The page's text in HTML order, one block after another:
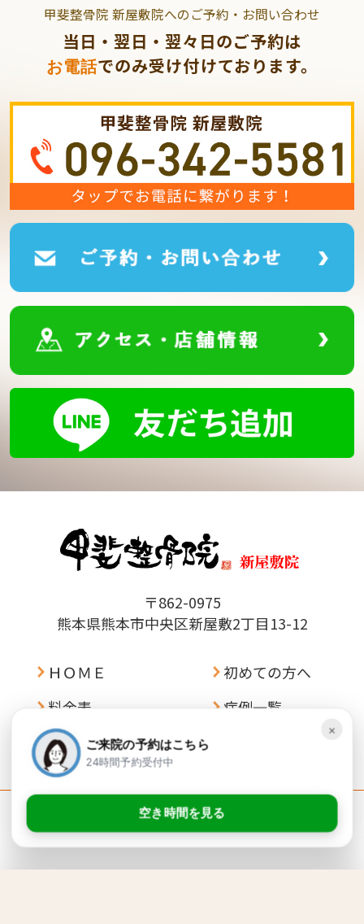
甲斐整骨院 新屋敷院へのご予約・お問い合わせ
当日・翌日・翌々日のご予約は
お電話でのみ受け付けております。
〒862-0975
熊本県熊本市中央区新屋敷2丁目13-12
ＨＯＭＥ
料金表
アクセス
初めての方へ
症例一覧
甲斐整骨院 新屋敷院.
All Rights Reserved. Design byhigoone
×
ご来院の予約はこちら
24時間予約受付中
空き時間を見る